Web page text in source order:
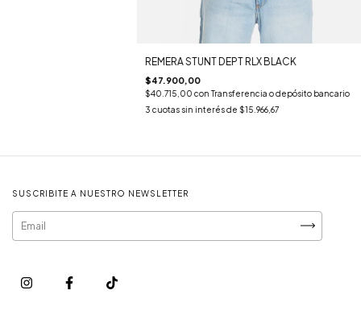
REMERA STUNT DEPT RLX BLACK
$47.900,00
$40.715,00con Transferencia o depósito bancario
3 cuotas sin interés de $15.966,67
SUSCRIBITE A NUESTRO NEWSLETTER